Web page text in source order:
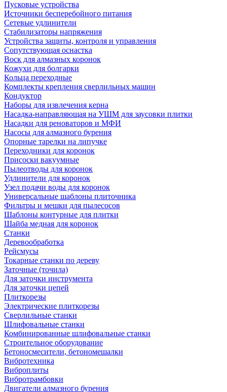
Пусковые устройства
Источники бесперебойного питания
Сетевые удлинители
Стабилизаторы напряжения
Устройства защиты, контроля и управления
Сопутствующая оснастка
Воск для алмазных коронок
Кожухи для болгарки
Кольца переходные
Комплекты крепления сверлильных машин
Кондуктор
Наборы для извлечения керна
Насадка-направляющая на УШМ для заусовки плитки
Насадки для реноваторов и МФИ
Насосы для алмазного бурения
Опорные тарелки на липучке
Переходники для коронок
Присоски вакуумные
Пылеотводы для коронок
Удлинители для коронок
Узел подачи воды для коронок
Универсальные шаблоны плиточника
Фильтры и мешки для пылесосов
Шаблоны контурные для плитки
Шайба медная для коронок
Станки
Деревообработка
Рейсмусы
Токарные станки по дереву
Заточные (точила)
Для заточки инструмента
Для заточки цепей
Плиткорезы
Электрические плиткорезы
Сверлильные станки
Шлифовальные станки
Комбинированные шлифовальные станки
Строительное оборудование
Бетоносмесители, бетономешалки
Вибротехника
Виброплиты
Вибротрамбовки
Двигатели алмазного бурения